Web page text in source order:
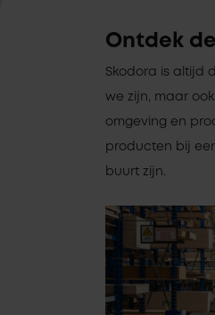
Ontdek
Skodora is altijd
we zijn, maar
omgeving en
producten bij
buurt zijn.